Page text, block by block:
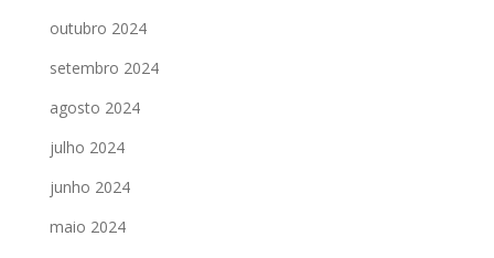
outubro 2024
setembro 2024
agosto 2024
julho 2024
junho 2024
maio 2024